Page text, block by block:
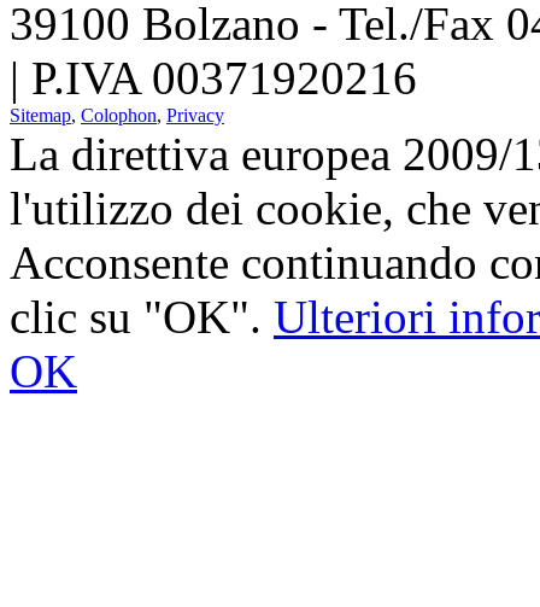
39100 Bolzano - Tel./Fax
| P.IVA 00371920216
Sitemap, Colophon, Privacy
La direttiva europea 2009/
l'utilizzo dei cookie, che
Acconsente continuando
clic su "OK". Ulteriori
OK